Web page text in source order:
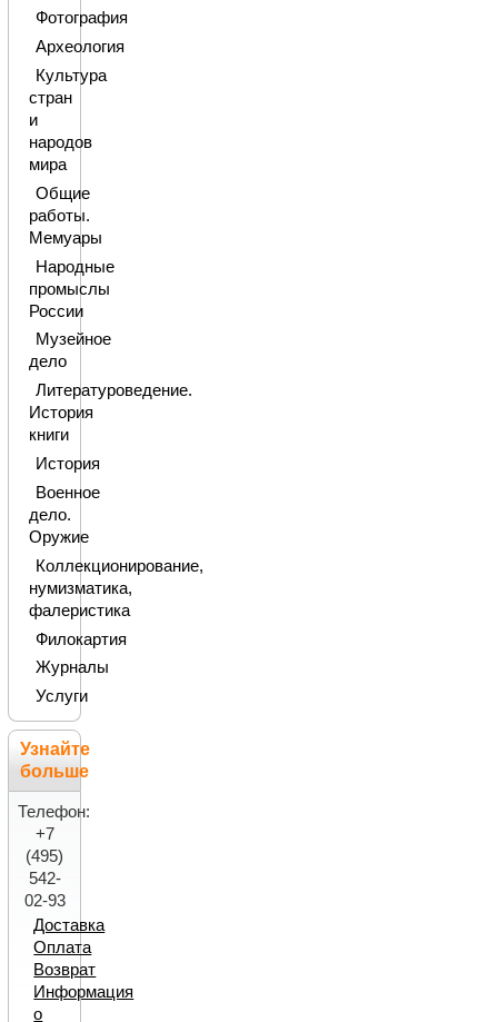
Фотография
Археология
Культура
стран
и
народов
мира
Общие
работы.
Мемуары
Народные
промыслы
России
Музейное
дело
Литературоведение.
История
книги
История
Военное
дело.
Оружие
Коллекционирование,
нумизматика,
фалеристика
Филокартия
Журналы
Услуги
Узнайте
больше
Телефон:
+7
(495)
542-
02-93
Доставка
Оплата
Возврат
Информация
о